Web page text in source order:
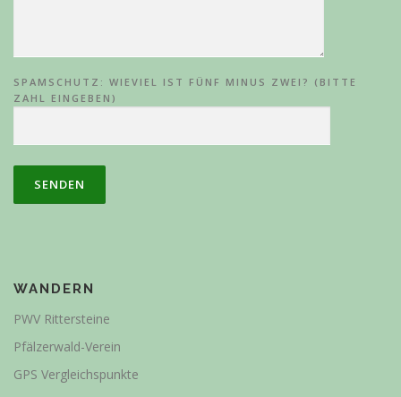
SPAMSCHUTZ: WIEVIEL IST FÜNF MINUS ZWEI? (BITTE
ZAHL EINGEBEN)
WANDERN
PWV Rittersteine
Pfälzerwald-Verein
GPS Vergleichspunkte